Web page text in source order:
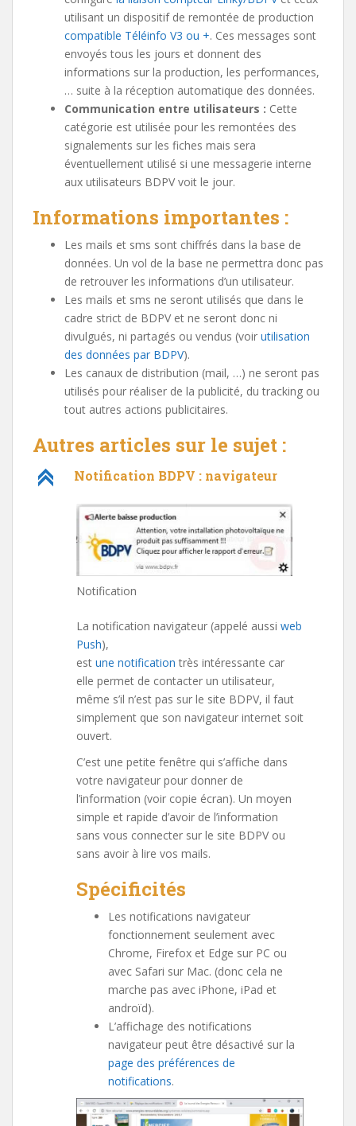
utilisant un dispositif de remontée de production
compatible Téléinfo V3 ou +. Ces messages sont
envoyés tous les jours et donnent des
informations sur la production, les performances,
… suite à la réception automatique des données.
Communication entre utilisateurs : Cette
catégorie est utilisée pour les remontées des
signalements sur les fiches mais sera
éventuellement utilisé si une messagerie interne
aux utilisateurs BDPV voit le jour.
Informations importantes :
Les mails et sms sont chiffrés dans la base de
données. Un vol de la base ne permettra donc pas
de retrouver les informations d’un utilisateur.
Les mails et sms ne seront utilisés que dans le
cadre strict de BDPV et ne seront donc ni
divulgués, ni partagés ou vendus (voir utilisation
des données par BDPV).
Les canaux de distribution (mail, …) ne seront pas
utilisés pour réaliser de la publicité, du tracking ou
tout autres actions publicitaires.
Autres articles sur le sujet :
C Notification BDPV : navigateur
Notification
La notification navigateur (appelé aussi web
Push),
est une notification très intéressante car
elle permet de contacter un utilisateur,
même s’il n’est pas sur le site BDPV, il faut
simplement que son navigateur internet soit
ouvert.
C’est une petite fenêtre qui s’affiche dans
votre navigateur pour donner de
l’information (voir copie écran). Un moyen
simple et rapide d’avoir de l’information
sans vous connecter sur le site BDPV ou
sans avoir à lire vos mails.
Spécificités
Les notifications navigateur
fonctionnement seulement avec
Chrome, Firefox et Edge sur PC ou
avec Safari sur Mac. (donc cela ne
marche pas avec iPhone, iPad et
androïd).
L’affichage des notifications
navigateur peut être désactivé sur la
page des préférences de
notifications.